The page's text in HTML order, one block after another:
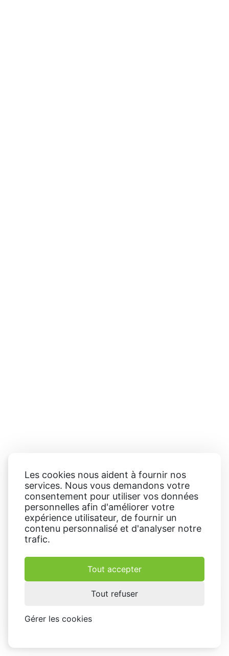
Les cookies nous aident à fournir nos
services. Nous vous demandons votre
consentement pour utiliser vos données
personnelles afin d'améliorer votre
expérience utilisateur, de fournir un
contenu personnalisé et d'analyser notre
trafic.
Tout accepter
Tout refuser
Gérer les cookies